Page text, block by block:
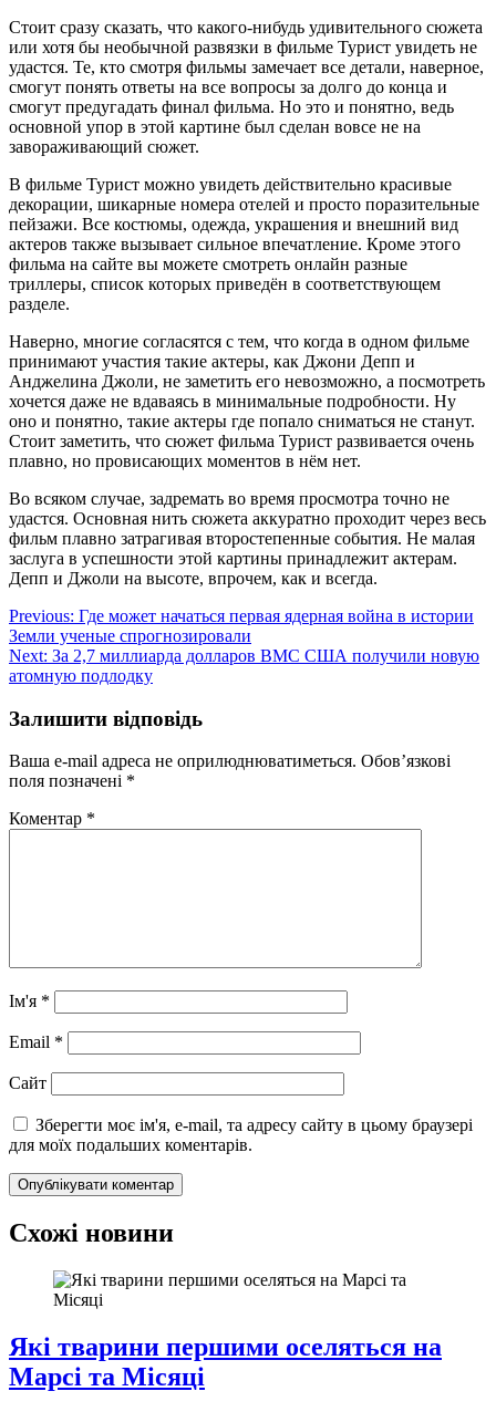
Стоит сразу сказать, что какого-нибудь удивительного сюжета
или хотя бы необычной развязки в фильме Турист увидеть не
удастся. Те, кто смотря фильмы замечает все детали, наверное,
смогут понять ответы на все вопросы за долго до конца и
смогут предугадать финал фильма. Но это и понятно, ведь
основной упор в этой картине был сделан вовсе не на
завораживающий сюжет.
В фильме Турист можно увидеть действительно красивые
декорации, шикарные номера отелей и просто поразительные
пейзажи. Все костюмы, одежда, украшения и внешний вид
актеров также вызывает сильное впечатление. Кроме этого
фильма на сайте вы можете смотреть онлайн разные
триллеры, список которых приведён в соответствующем
разделе.
Наверно, многие согласятся с тем, что когда в одном фильме
принимают участия такие актеры, как Джони Депп и
Анджелина Джоли, не заметить его невозможно, а посмотреть
хочется даже не вдаваясь в минимальные подробности. Ну
оно и понятно, такие актеры где попало сниматься не станут.
Стоит заметить, что сюжет фильма Турист развивается очень
плавно, но провисающих моментов в нём нет.
Во всяком случае, задремать во время просмотра точно не
удастся. Основная нить сюжета аккуратно проходит через весь
фильм плавно затрагивая второстепенные события. Не малая
заслуга в успешности этой картины принадлежит актерам.
Депп и Джоли на высоте, впрочем, как и всегда.
Навігація
записів
Previous: Где может начаться первая ядерная война в истории
Земли ученые спрогнозировали
Next: За 2,7 миллиарда долларов ВМС США получили новую
атомную подлодку
Залишити відповідь
Ваша e-mail адреса не оприлюднюватиметься. Обов’язкові
поля позначені *
Коментар *
Ім'я *
Email *
Сайт
Зберегти моє ім'я, e-mail, та адресу сайту в цьому браузері
для моїх подальших коментарів.
Схожі новини
Які тварини першими оселяться на
Марсі та Місяці